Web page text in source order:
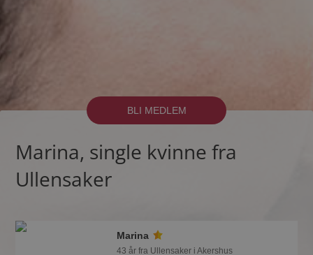
BLI MEDLEM
Marina, single kvinne fra
Ullensaker
Marina
43 år fra Ullensaker i Akershus